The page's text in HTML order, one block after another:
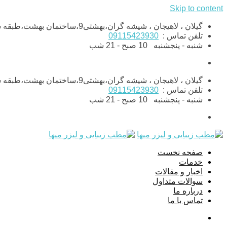
Skip to content
گیلان ، لاهیجان ، شیشه گران،بهشتی9،ساختمان بهشت،طبقه ششم،واحد11
تلفن تماس : 09115423930
شنبه - پنجشنبه
گیلان ، لاهیجان ، شیشه گران،بهشتی9،ساختمان بهشت،طبقه ششم،واحد11
تلفن تماس : 09115423930
شنبه - پنجشنبه
صفحه نخست
خدمات
اخبار و مقالات
سوالات متداول
درباره ما
تماس با ما